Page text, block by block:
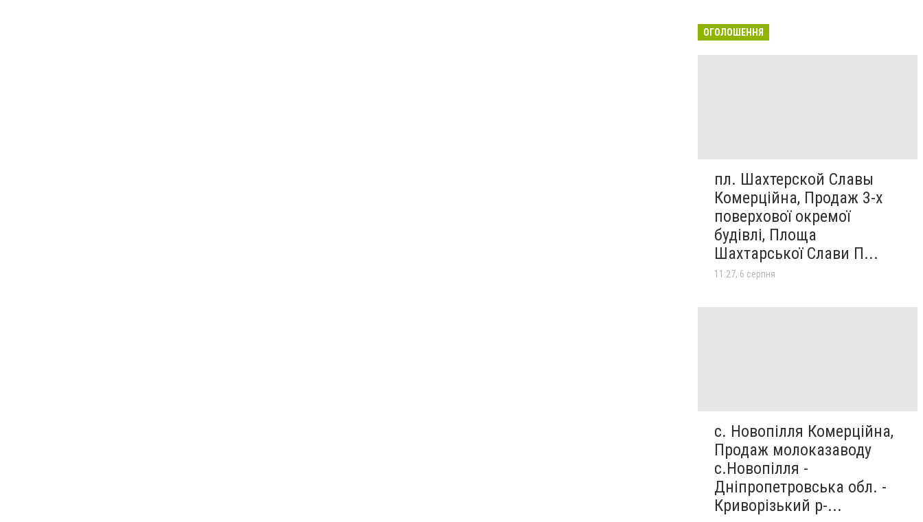
ОГОЛОШЕННЯ
пл. Шахтерской Славы
Комерційна, Продаж 3-х
поверхової окремої
будівлі, Площа
Шахтарської Слави П...
11:27, 6 серпня
с. Новопілля Комерційна,
Продаж молоказаводу
с.Новопілля -
Дніпропетровська обл. -
Криворізький р-...